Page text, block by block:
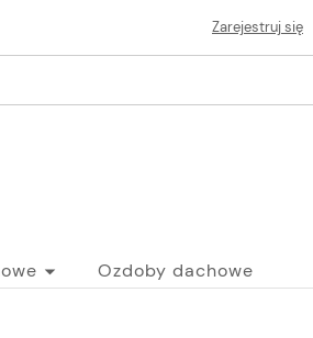
Zarejestruj się
Ozdoby dachowe